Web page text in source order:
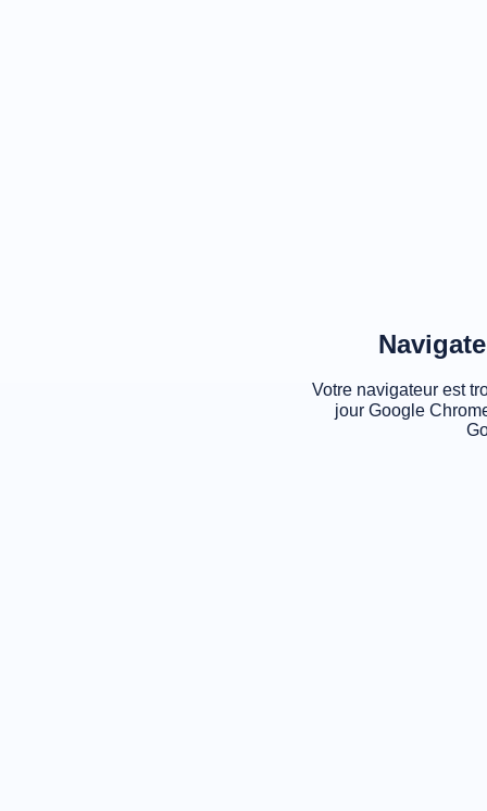
Votre navigateur est
jour Google